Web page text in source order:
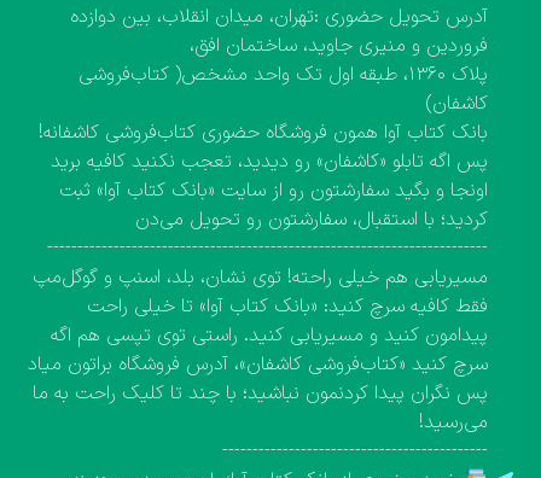
آدرس تحویل حضوری :تهران، میدان انقلاب، بین دوازده
فروردین و منیری جاوید، ساختمان افق،
پلاک ۱۳۶۰، طبقه اول تک واحد مشخص( کتاب‌فروشی
کاشفان)
بانک کتاب آوا همون فروشگاه حضوری کتاب‌فروشی کاشفانه!
پس اگه تابلو «کاشفان» رو دیدید، تعجب نکنید کافیه برید
اونجا و بگید سفارشتون رو از سایت «بانک کتاب آوا» ثبت
کردید؛ با استقبال، سفارشتون رو تحویل می‌دن
-------------------------------------------------------------------------
مسیریابی هم خیلی راحته! توی نشان، بلد، اسنپ و گوگل‌مپ
فقط کافیه سرچ کنید: «بانک کتاب آوا» تا خیلی راحت
پیدامون کنید و مسیریابی کنید. راستی توی تپسی هم اگه
سرچ کنید «کتاب‌فروشی کاشفان»، آدرس فروشگاه براتون میاد
پس نگران پیدا کردنمون نباشید؛ با چند تا کلیک راحت به ما
می‌رسید!
--------------------------------------------